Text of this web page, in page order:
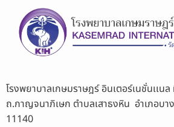
โรงพยาบาลเกษมราษฎร์ อินเตอร์เนชั่นเเน
ถ.กาญจนาภิเษก ตำบลเสาธงหิน อำเภอบ
11140